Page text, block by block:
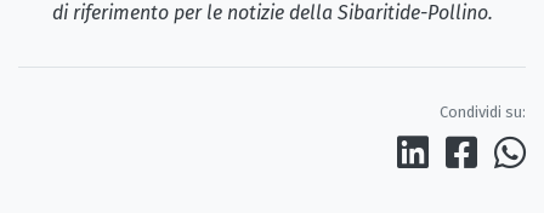
di riferimento per le notizie della Sibaritide-Pollino.
Condividi su: